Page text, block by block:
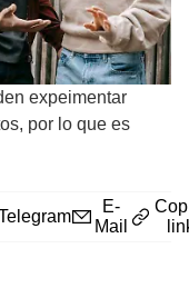
expeimentar
por lo que es
E-
Mail